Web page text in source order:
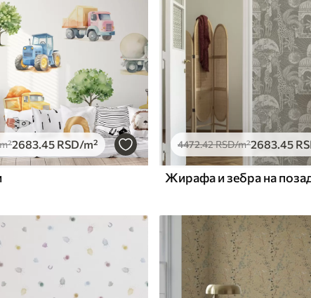
Премиум
6333.333800
2683.45 RSD/m² 4472.42RSD/m²2683.45